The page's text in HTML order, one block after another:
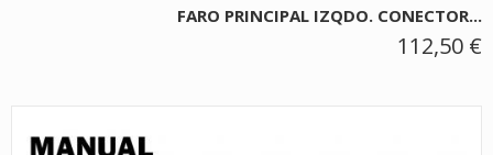
FARO PRINCIPAL IZQDO. CONECTOR...
112,50 €